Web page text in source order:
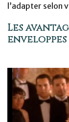
l’adapter selon
Les
enveloppes